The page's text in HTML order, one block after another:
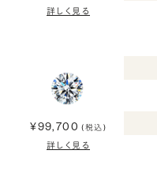
詳しく見る
¥99,700 (税込)
詳しく見る